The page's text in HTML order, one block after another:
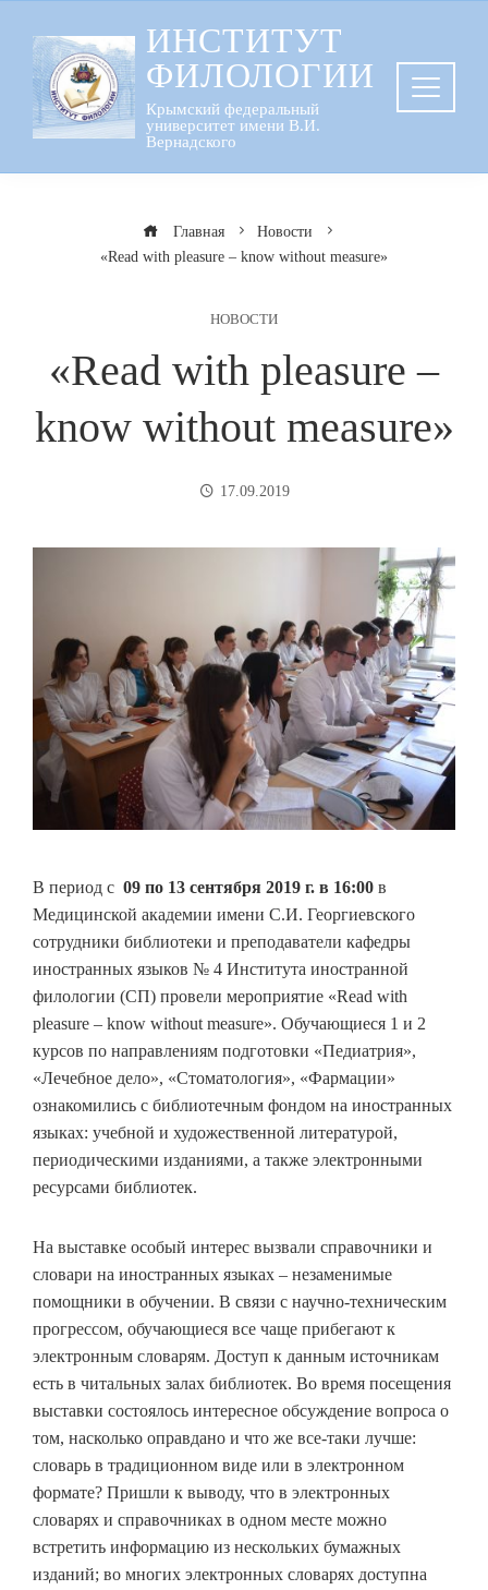
содержанию
ИНСТИТУТ
ФИЛОЛОГИИ
Крымский федеральный
университет имени В.И.
Вернадского
Главная
Новости
«Read with pleasure – know without measure»
НОВОСТИ
«Read with pleasure –
know without measure»
17.09.2019
В период с 09 по 13 сентября 2019 г. в 16:00 в
Медицинской академии имени С.И. Георгиевского
сотрудники библиотеки и преподаватели кафедры
иностранных языков № 4 Института иностранной
филологии (СП) провели мероприятие «Read with
pleasure – know without measure». Обучающиеся 1 и 2
курсов по направлениям подготовки «Педиатрия»,
«Лечебное дело», «Стоматология», «Фармации»
ознакомились с библиотечным фондом на иностранных
языках: учебной и художественной литературой,
периодическими изданиями, а также электронными
ресурсами библиотек.
На выставке особый интерес вызвали справочники и
словари на иностранных языках – незаменимые
помощники в обучении. В связи с научно-техническим
прогрессом, обучающиеся все чаще прибегают к
электронным словарям. Доступ к данным источникам
есть в читальных залах библиотек. Во время посещения
выставки состоялось интересное обсуждение вопроса о
том, насколько оправдано и что же все-таки лучше:
словарь в традиционном виде или в электронном
формате? Пришли к выводу, что в электронных
словарях и справочниках в одном месте можно
встретить информацию из нескольких бумажных
изданий; во многих электронных словарях доступна